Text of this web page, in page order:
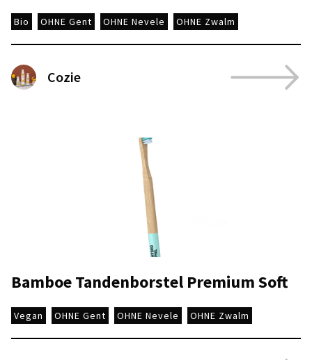
Bio OHNE Gent OHNE Nevele OHNE Zwalm
Cozie
Bamboe Tandenborstel Premium Soft
Vegan OHNE Gent OHNE Nevele OHNE Zwalm